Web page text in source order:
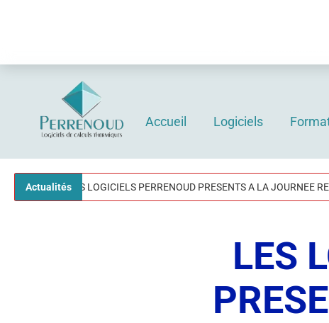
Accueil Logiciels
Actualités
LES LOGICIELS PERRENOUD PRESENTS A LA JOURNEE
LES